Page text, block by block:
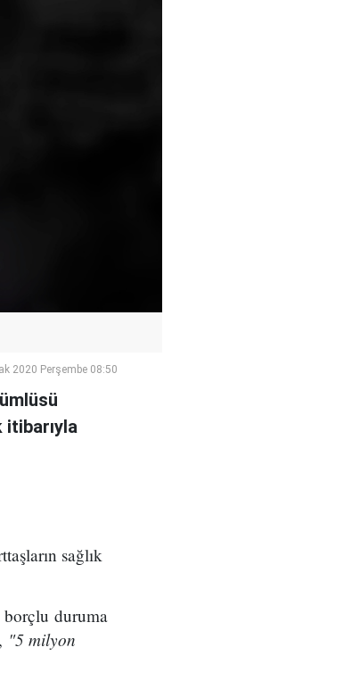
2020 Perşembe 08:50
itibarıyla
sağlık
borçlu duruma
"5 milyon